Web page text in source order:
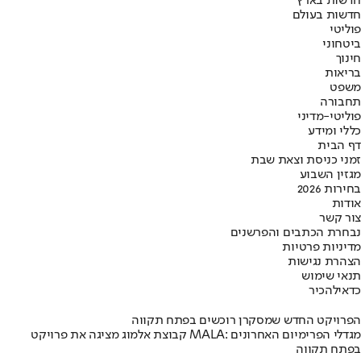
חדשות בעולם
פוליטי
ביטחוני
חינוך
בריאות
משפט
תחבורה
פוליטי-מדיני
כללי ומידע
דף הבית
זמני כניסת וצאת שבת
מגזין השבוע
בחירות 2026
אודות
צור קשר
נבחרת הכתבים והפרשנים
מדיניות פרטיות
הצהרת נגישות
תנאי שימוש
כדאילהכיר
הפרויקט החדש שמסקרן רוכשים בפתח תקווה
קבוצת אלמוג מציגה את פרויקט MALA: מגדלי הפרימיום האחרונים
בפתח תקווה